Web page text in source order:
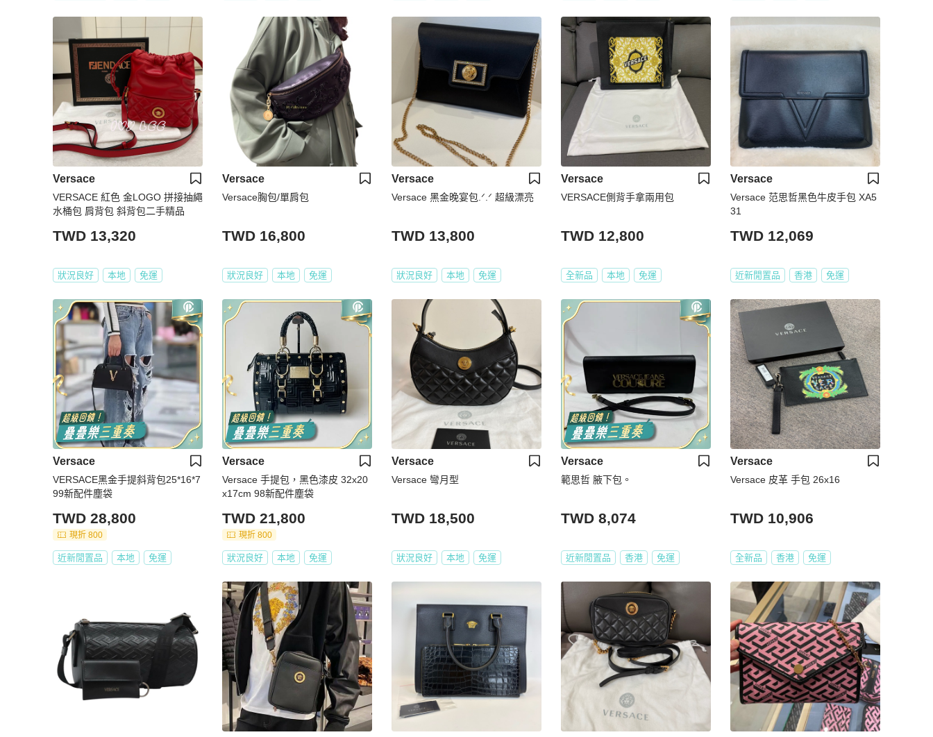
Versace
VERSACE 紅色 金LOGO 拼接抽繩
水桶包 肩背包 斜背包二手精品
TWD 13,320
狀況良好 本地 免運
Versace
Versace胸包/單肩包
TWD 16,800
狀況良好 本地 免運
Versace
Versace 黑金晚宴包.ᐟ.ᐟ 超級漂亮
TWD 13,800
狀況良好 本地 免運
Versace
VERSACE側背手拿兩用包
TWD 12,800
全新品 本地 免運
Versace
Versace 范思哲黑色牛皮手包 XA5
31
TWD 12,069
近新閒置品 香港 免運
Versace
VERSACE黑金手提斜背包25*16*7
99新配件塵袋
TWD 28,800
現折 800
近新閒置品 本地 免運
Versace
Versace 手提包，黑色漆皮 32x20
x17cm 98新配件塵袋
TWD 21,800
現折 800
狀況良好 本地 免運
Versace
Versace 彎月型
TWD 18,500
狀況良好 本地 免運
Versace
範思哲 腋下包。
TWD 8,074
近新閒置品 香港 免運
Versace
Versace 皮革 手包 26x16
TWD 10,906
全新品 香港 免運